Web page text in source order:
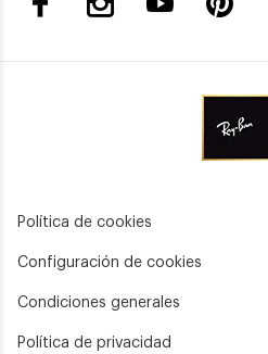
Política de cookies
Configuración de cookies
Condiciones generales
Política de privacidad